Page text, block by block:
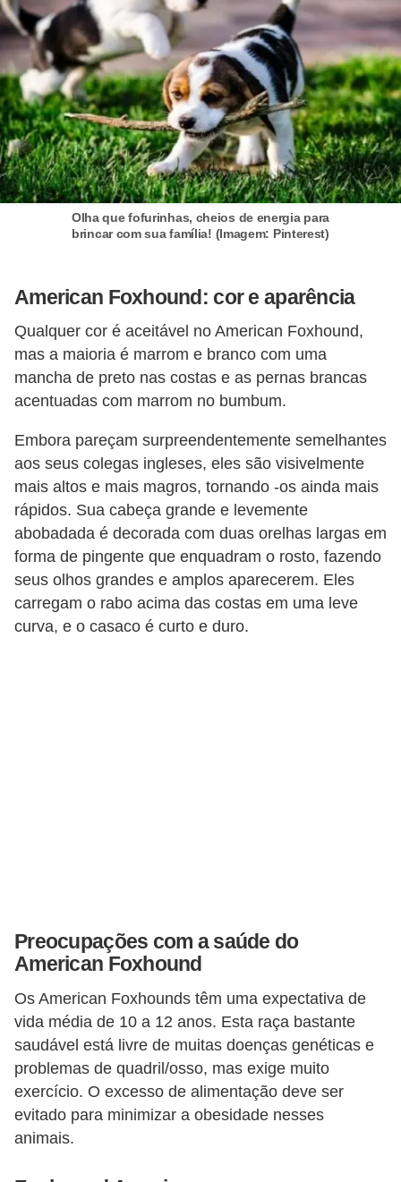
Olha que fofurinhas, cheios de energia para
brincar com sua família! (Imagem: Pinterest)
American Foxhound: cor e aparência
Qualquer cor é aceitável no American Foxhound,
mas a maioria é marrom e branco com uma
mancha de preto nas costas e as pernas brancas
acentuadas com marrom no bumbum.
Embora pareçam surpreendentemente semelhantes
aos seus colegas ingleses, eles são visivelmente
mais altos e mais magros, tornando -os ainda mais
rápidos. Sua cabeça grande e levemente
abobadada é decorada com duas orelhas largas em
forma de pingente que enquadram o rosto, fazendo
seus olhos grandes e amplos aparecerem. Eles
carregam o rabo acima das costas em uma leve
curva, e o casaco é curto e duro.
Preocupações com a saúde do
American Foxhound
Os American Foxhounds têm uma expectativa de
vida média de 10 a 12 anos. Esta raça bastante
saudável está livre de muitas doenças genéticas e
problemas de quadril/osso, mas exige muito
exercício. O excesso de alimentação deve ser
evitado para minimizar a obesidade nesses
animais.
a
c
h
o
r
r
o
s
e
n
i
n
o
G
o
s
e
f
e
s
o
r
n
a
m
e
n